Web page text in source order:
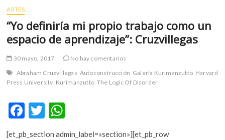
ARTES
“Yo definiría mi propio trabajo como un
espacio de aprendizaje”: Cruzvillegas
30 mayo, 2017
No hay comentarios
Abraham Cruzvillegas Autoconstrucción Galería Kurimanzutto Harvard
Press University Kurimanzutto The Logic Of Disorder
F
T
w
h
[et_pb_section admin_label=»section»][et_pb_row